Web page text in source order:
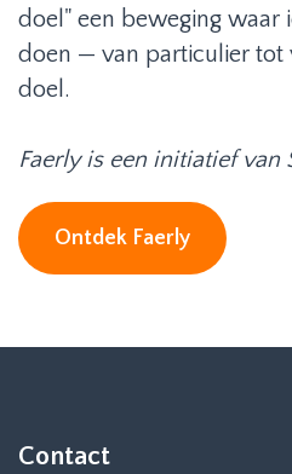
doel" een beweging waar
doen — van particulier tot
doel.
Faerly is een initiatief van
Ontdek Faerly
Contact